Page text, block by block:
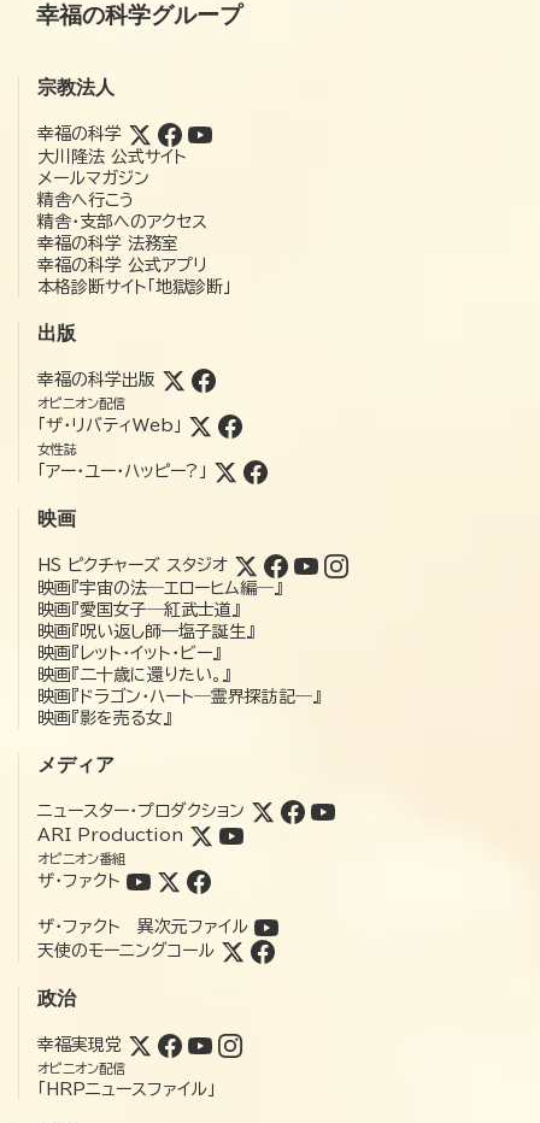
幸福の科学グループ
宗教法人
幸福の科学
大川隆法 公式サイト
メールマガジン
精舎へ行こう
精舎・支部へのアクセス
幸福の科学 法務室
幸福の科学 公式アプリ
本格診断サイト「地獄診断」
出版
幸福の科学出版
オピニオン配信
「ザ・リバティWeb」
女性誌
「アー・ユー・ハッピー?」
映画
HS ピクチャーズ スタジオ
映画『宇宙の法―エローヒム編―』
映画『愛国女子―紅武士道』
映画『呪い返し師—塩子誕生』
映画『レット・イット・ビー』
映画『二十歳に還りたい。』
映画『ドラゴン・ハート―霊界探訪記―』
映画『影を売る女』
メディア
ニュースター・プロダクション
ARI Production
オピニオン番組
ザ・ファクト
ザ・ファクト 異次元ファイル
天使のモーニングコール
政治
幸福実現党
オピニオン配信
「HRPニュースファイル」